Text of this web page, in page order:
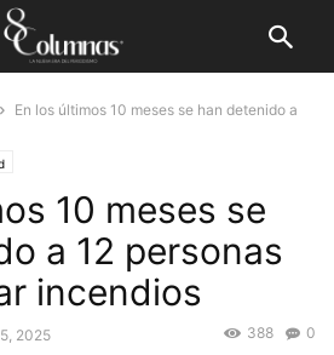
En los últimos 10 meses se han detenido a
10 meses se
a 12 personas
incendios
2025 0
388